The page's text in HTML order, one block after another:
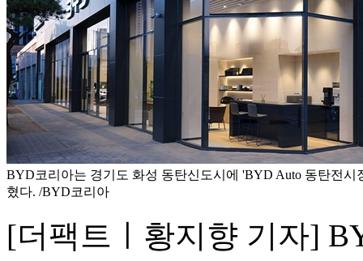
BYD코리아는 경기도 화성 동탄신도시에 'BYD Auto 동탄전시
혔다. /BYD코리아
[더팩트ㅣ황지향 기자]